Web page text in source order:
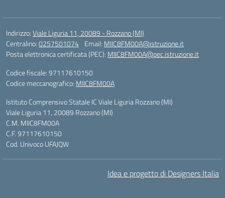
Indirizzo:Viale Liguria 11, 20089 - Rozzano (MI)
Centralino:0257501074 Email: MIIC8FM00A@istruzione.it
Posta elettronica certificata (PEC): MIIC8FM00A@pec.istruzione.it
Codice fiscale: 97117610150
Codice meccanografico: MIIC8FM00A
Istituto Comprensivo Statale IC Viale Liguria Rozzano (MI)
Viale Liguria 11, 20089 Rozzano (MI)
C.M. MIIC8FM00A
C.F. 97117610150
Cod. Univoco UFAJQW
Idea e progetto di Designers Italia